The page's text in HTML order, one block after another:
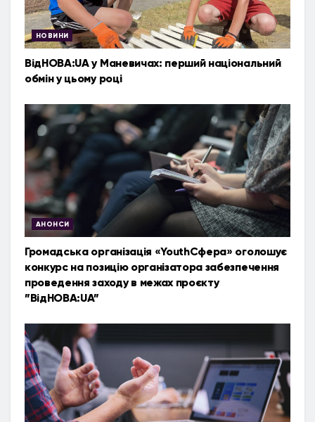
НОВИНИ
ВідНОВА:UA у Маневичах: перший національний
обмін у цьому році
АНОНСИ
Громадська організація «YouthСфера» оголошує
конкурс на позицію організатора забезпечення
проведення заходу в межах проєкту
”ВідНОВА:UA”